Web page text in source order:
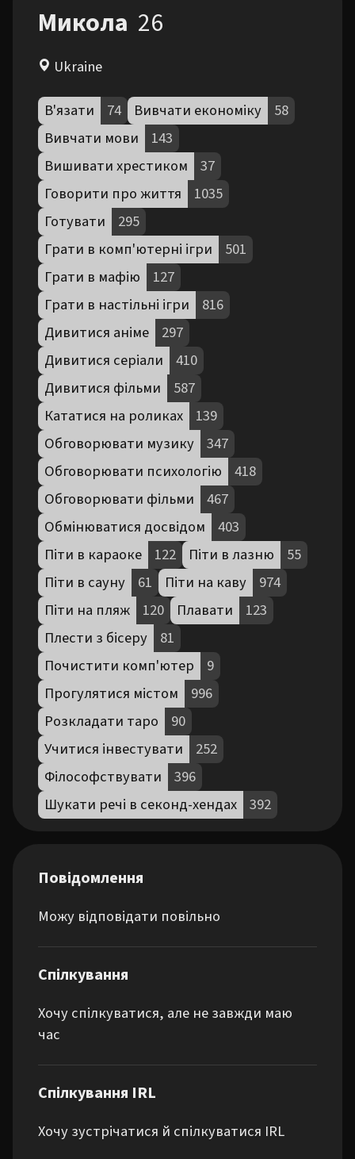
Микола 26
Ukraine
В'язати 74 Вивчати економіку
58
Вивчати мови
143
Вишивати хрестиком
37
Говорити про життя
1035
Готувати
295
Грати в комп'ютерні ігри
501
Грати в мафію
127
Грати в настільні ігри
816
Дивитися аніме
297
Дивитися серіали
410
Дивитися фільми
587
Кататися на роликах
139
Обговорювати музику
347
Обговорювати психологію
418
Обговорювати фільми
467
Обмінюватися досвідом
403
Піти в караоке
122 Піти в лазню
55
Піти в сауну
61 Піти на каву
974
Піти на пляж
120 Плавати
123
Плести з бісеру
81
Почистити комп'ютер
9
Прогулятися містом
996
Розкладати таро
90
Учитися інвестувати
252
Філософствувати
396
Шукати речі в секонд-хендах
392
Повідомлення
Можу відповідати повільно
Спілкування
Хочу спілкуватися, але не завжди маю
час
Спілкування IRL
Хочу зустрічатися й спілкуватися IRL